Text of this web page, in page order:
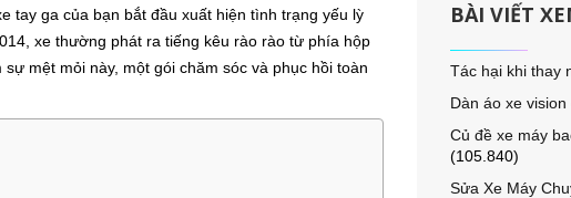
tay ga của bạn bắt đầu xuất hiện tình trạng yếu lỳ
xe thường phát ra tiếng kêu rào rào từ phía hộp
mệt mỏi này, một gói chăm sóc và phục hồi toàn
BÀI VIẾT
Tác hại khi thay
Dàn áo xe
Củ đề xe máy
(105.840)
Sửa Xe Máy